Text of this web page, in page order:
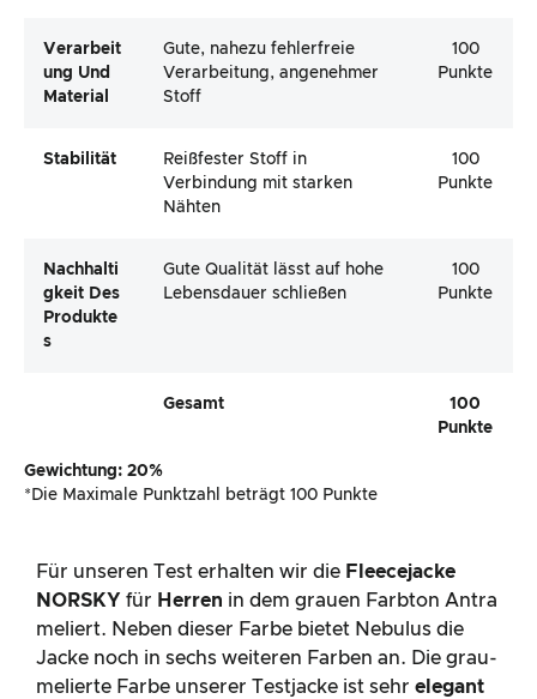
Verarbeit
Ung Und
Material
Gute, nahezu fehlerfreie
Verarbeitung, angenehmer
Stoff
100
Punkte
Stabilität
Reißfester Stoff in
Verbindung mit starken
Nähten
100
Punkte
Nachhalti
Gkeit Des
Produkte
S
Gute Qualität lässt auf hohe
Lebensdauer schließen
100
Punkte
Gesamt
100
Punkte
Gewichtung: 20%
*Die Maximale Punktzahl beträgt 100 Punkte
Für unseren Test erhalten wir die Fleecejacke
NORSKY für Herren in dem grauen Farbton Antra
meliert. Neben dieser Farbe bietet Nebulus die
Jacke noch in sechs weiteren Farben an. Die grau-
melierte Farbe unserer Testjacke ist sehr elegant